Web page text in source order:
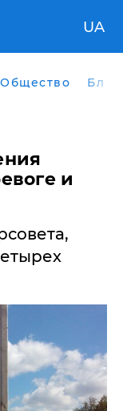
UA
Общество
и